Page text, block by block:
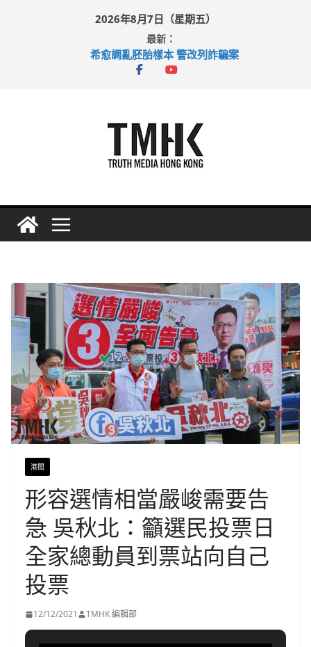
2026年8月7日（星期五）
最新：
希愈調亂胚胎樣本 警改列詐騙案
足球盛會次場激戰 祖雲達斯挫車路士
港聞
形容選情相當嚴峻需要告
急 吳秋北：籲選民投票日
全家總動員到票站向自己
投票
12/12/2021 TMHK 編輯部